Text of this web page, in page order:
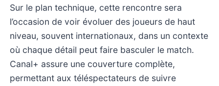
Sur le plan technique, cette rencontre sera
l’occasion de voir évoluer des joueurs de haut
niveau, souvent internationaux, dans un contexte
où chaque détail peut faire basculer le match.
Canal+ assure une couverture complète,
permettant aux téléspectateurs de suivre